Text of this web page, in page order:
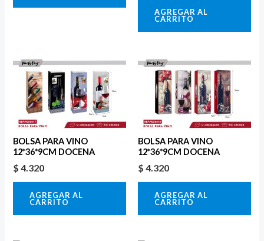
AGREGAR AL
CARRITO
BOLSA PARA VINO
12*36*9CM DOCENA
$ 4.320
AGREGAR AL
CARRITO
BOLSA PARA VINO
12*36*9CM DOCENA
$ 4.320
AGREGAR AL
CARRITO